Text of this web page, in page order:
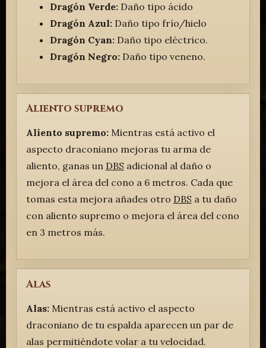
Dragón Verde:Daño tipo ácido
Dragón Azul:Daño tipo frío/hielo
Dragón Cyan:Daño tipo eléctrico.
Dragón Negro:Daño tipo veneno.
Aliento supremo
Aliento supremo:Mientras está activo el
aspecto draconiano mejoras tu arma de
aliento, ganas un DBS adicional al daño o
mejora el área del cono a 6 metros. Cada que
tomas esta mejora añades otro DBS a tu daño
con aliento supremo o mejora el área del cono
en 3 metros más.
Alas
Alas:Mientras está activo el aspecto
draconiano de tu espalda aparecen un par de
alas permitiéndote volar a tu velocidad.